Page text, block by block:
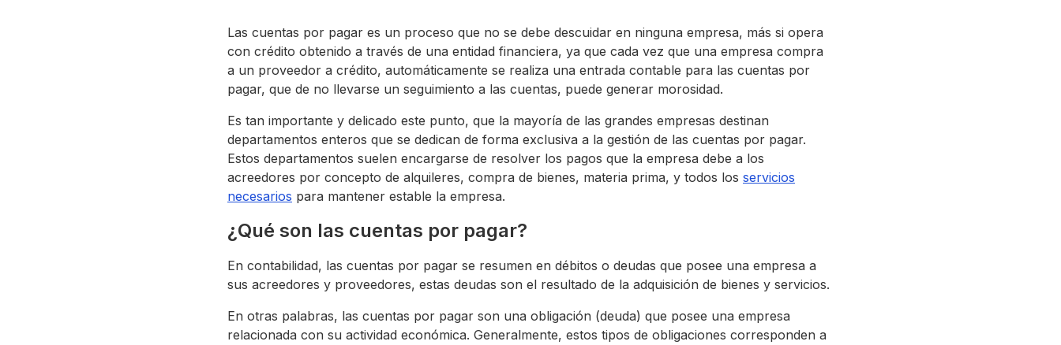
Las cuentas por pagar es un proceso que no se debe descuidar en ninguna empresa, más si opera
con crédito obtenido a través de una entidad financiera, ya que cada vez que una empresa compra
a un proveedor a crédito, automáticamente se realiza una entrada contable para las cuentas por
pagar, que de no llevarse un seguimiento a las cuentas, puede generar morosidad.
Es tan importante y delicado este punto, que la mayoría de las grandes empresas destinan
departamentos enteros que se dedican de forma exclusiva a la gestión de las cuentas por pagar.
Estos departamentos suelen encargarse de resolver los pagos que la empresa debe a los
acreedores por concepto de alquileres, compra de bienes, materia prima, y todos los servicios
necesarios para mantener estable la empresa.
¿Qué son las cuentas por pagar?
En contabilidad, las cuentas por pagar se resumen en débitos o deudas que posee una empresa a
sus acreedores y proveedores, estas deudas son el resultado de la adquisición de bienes y servicios.
En otras palabras, las cuentas por pagar son una obligación (deuda) que posee una empresa
relacionada con su actividad económica. Generalmente, estos tipos de obligaciones corresponden a